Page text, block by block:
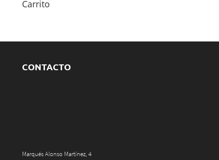
Carrito
CONTACTO
Marqués Alonso Martínez, 4